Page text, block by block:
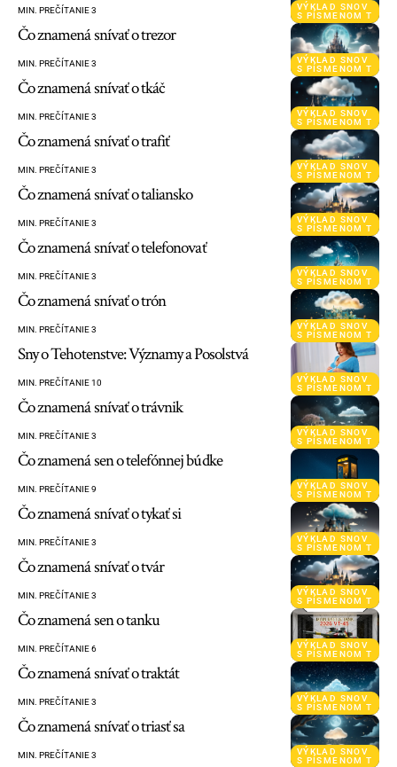
VÝKLAD SNOV
S PÍSMENOM T
MIN. PREČÍTANIE 3
VÝKLAD SNOV
S PÍSMENOM T
Čo znamená snívať o trezor
MIN. PREČÍTANIE 3
VÝKLAD SNOV
S PÍSMENOM T
Čo znamená snívať o tkáč
MIN. PREČÍTANIE 3
VÝKLAD SNOV
S PÍSMENOM T
Čo znamená snívať o trafiť
MIN. PREČÍTANIE 3
VÝKLAD SNOV
S PÍSMENOM T
Čo znamená snívať o taliansko
MIN. PREČÍTANIE 3
VÝKLAD SNOV
S PÍSMENOM T
Čo znamená snívať o telefonovať
MIN. PREČÍTANIE 3
VÝKLAD SNOV
S PÍSMENOM T
Čo znamená snívať o trón
MIN. PREČÍTANIE 3
VÝKLAD SNOV
S PÍSMENOM T
Sny o Tehotenstve: Významy a Posolstvá
MIN. PREČÍTANIE 10
VÝKLAD SNOV
S PÍSMENOM T
Čo znamená snívať o trávnik
MIN. PREČÍTANIE 3
VÝKLAD SNOV
S PÍSMENOM T
Čo znamená sen o telefónnej búdke
MIN. PREČÍTANIE 9
VÝKLAD SNOV
S PÍSMENOM T
Čo znamená snívať o tykať si
MIN. PREČÍTANIE 3
VÝKLAD SNOV
S PÍSMENOM T
Čo znamená snívať o tvár
MIN. PREČÍTANIE 3
VÝKLAD SNOV
S PÍSMENOM T
Čo znamená sen o tanku
MIN. PREČÍTANIE 6
VÝKLAD SNOV
S PÍSMENOM T
Čo znamená snívať o traktát
MIN. PREČÍTANIE 3
VÝKLAD SNOV
S PÍSMENOM T
Čo znamená snívať o triasť sa
MIN. PREČÍTANIE 3